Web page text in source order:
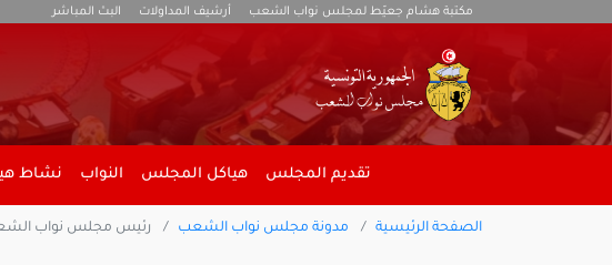
مكتبة هشام جعيّط لمجلس نواب الشعب أرشيف المداولات البث المباشر
تقديم المجلس هياكل المجلس النواب نشاط
الصفحة الرئيسية مدونة مجلس نواب الشعب رئيس مجلس نواب